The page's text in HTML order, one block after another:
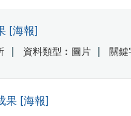
[海報]
資料類型︰圖片 關鍵
果 [海報]